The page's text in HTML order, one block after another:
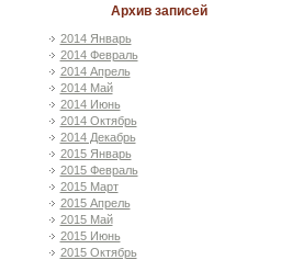
Архив записей
2014 Январь
2014 Февраль
2014 Апрель
2014 Май
2014 Июнь
2014 Октябрь
2014 Декабрь
2015 Январь
2015 Февраль
2015 Март
2015 Апрель
2015 Май
2015 Июнь
2015 Октябрь